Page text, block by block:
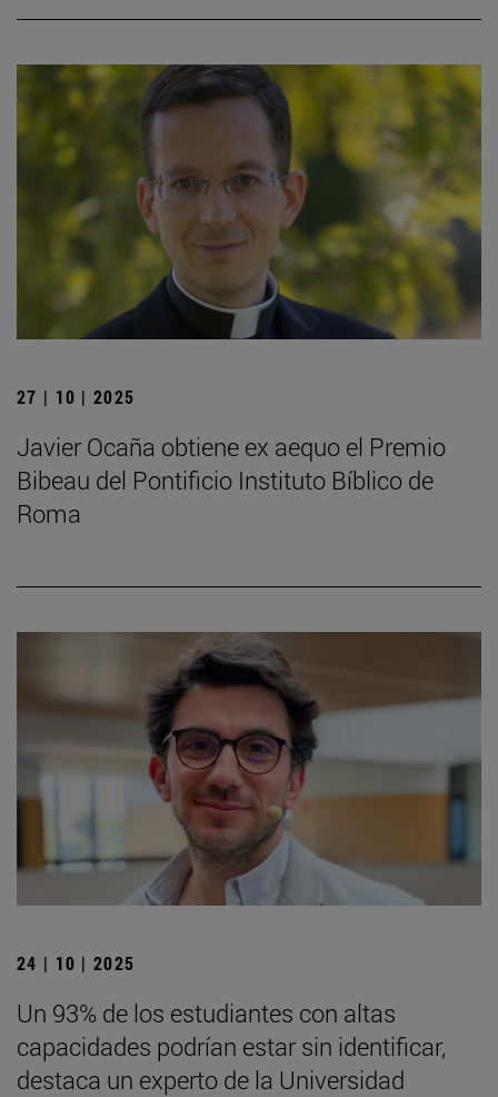
27 | 10 | 2025
Javier Ocaña obtiene ex aequo el Premio
Bibeau del Pontificio Instituto Bíblico de
Roma
24 | 10 | 2025
Un 93% de los estudiantes con altas
capacidades podrían estar sin identificar,
destaca un experto de la Universidad